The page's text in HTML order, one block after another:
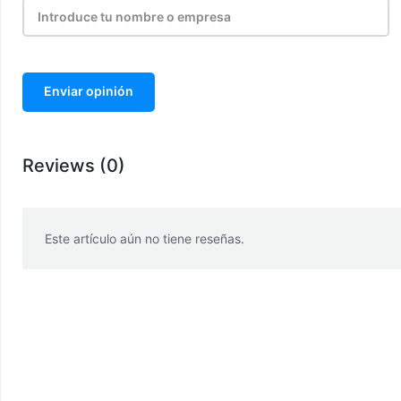
Enviar opinión
Reviews (0)
Este artículo aún no tiene reseñas.